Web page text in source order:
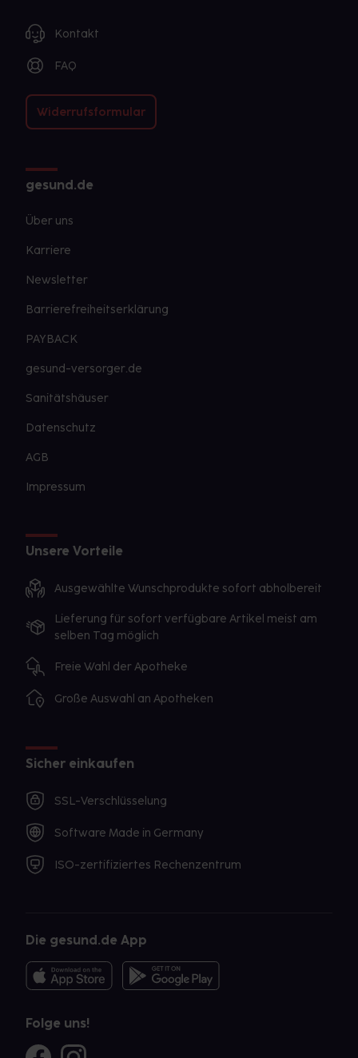
Kontakt
FAQ
Widerrufsformular
gesund.de
Über uns
Karriere
Newsletter
Barrierefreiheitserklärung
PAYBACK
gesund-versorger.de
Sanitätshäuser
Datenschutz
AGB
Impressum
Unsere Vorteile
Ausgewählte Wunschprodukte sofort abholbereit
Lieferung für sofort verfügbare Artikel meist am
selben Tag möglich
Freie Wahl der Apotheke
Große Auswahl an Apotheken
Sicher einkaufen
SSL-Verschlüsselung
Software Made in Germany
ISO-zertifiziertes Rechenzentrum
Die gesund.de App
Folge uns!